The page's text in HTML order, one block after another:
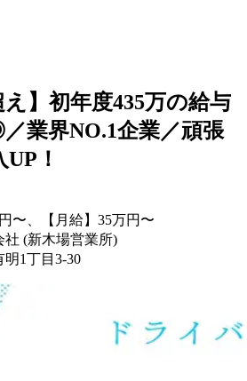
え】初年度435万の給与
業界NO.1企業／頑張
！
〜、【月給】35万円〜
社 (新木場営業所)
1丁目3-30